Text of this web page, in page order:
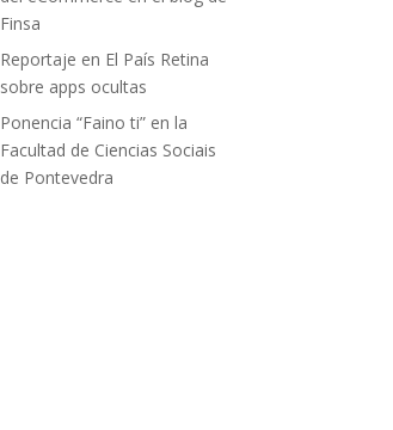
Finsa
Reportaje en El País Retina
sobre apps ocultas
Ponencia “Faino ti” en la
Facultad de Ciencias Sociais
de Pontevedra